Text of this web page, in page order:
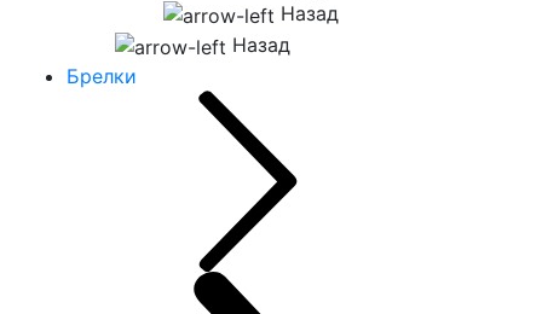
Назад
Назад
Брелки